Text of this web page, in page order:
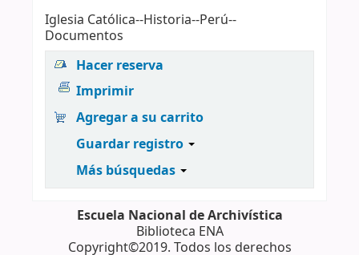
Iglesia Católica--Historia--Perú--
Documentos
Hacer reserva
Imprimir
Agregar a su carrito
Guardar registro
Más búsquedas
Escuela Nacional de Archivística
Biblioteca ENA
Copyright©2019. Todos los derechos